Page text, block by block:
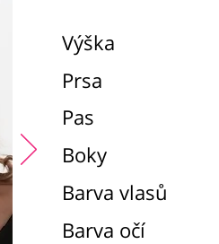
Výška
Prsa
Pas
Boky
Barva vlasů
Barva očí